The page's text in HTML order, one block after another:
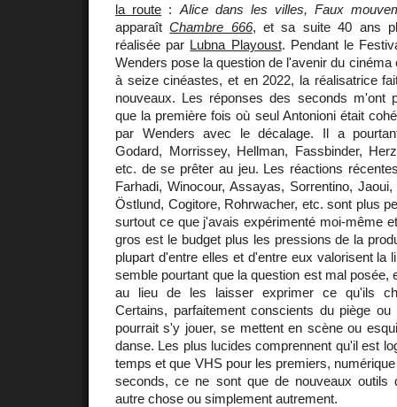
la route : Alice dans les villes, Faux
apparaîtChambre 666, et sa suite 40 ans
réalisée par Lubna Playoust. Pendant le
Wenders pose la question de l'avenir du
à seize cinéastes, et en 2022, la réalisatrice
nouveaux. Les réponses des seconds m'ont
que la première fois où seul Antonioni était
par Wenders avec le décalage. Il a
Godard, Morrissey, Hellman, Fassbinder,
etc. de se prêter au jeu. Les réactions
Farhadi, Winocour, Assayas, Sorrentino,
Östlund, Cogitore, Rohrwacher, etc. sont plus
surtout ce que j'avais expérimenté moi-même
gros est le budget plus les pressions de la
plupart d'entre elles et d'entre eux valorisent la
semble pourtant que la question est mal posée,
au lieu de les laisser exprimer ce qu'ils
Certains, parfaitement conscients du piège
pourrait s'y jouer, se mettent en scène ou
danse. Les plus lucides comprennent qu'il est
temps et que VHS pour les premiers,
seconds, ce ne sont que de nouveaux outils
autre chose ou simplement autrement.